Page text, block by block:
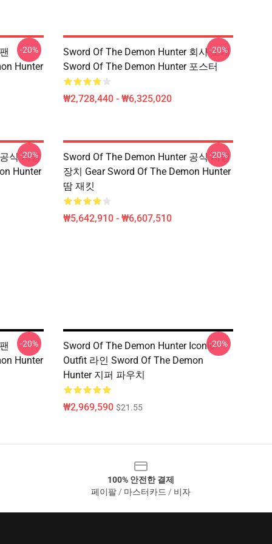
Hunter
-20%
Sword Of The Demon Hunter 회사 소개
Sword Of The Demon Hunter 포스터
₩2,728,440 - ₩6,325,020
-20%
식 지원
Hunter
-20%
Sword Of The Demon Hunter 공식 지원
장치 Gear Sword Of The Demon Hunter
땀 재킷
₩5,642,910 - ₩6,607,510
-20%
Hunter
-20%
Sword Of The Demon Hunter Iconic
Outfit 라인 Sword Of The Demon
Hunter 지퍼 파우치
₩2,969,590 $21.55
-20%
100% 안전한 결제
페이팔 / 마스터카드 / 비자